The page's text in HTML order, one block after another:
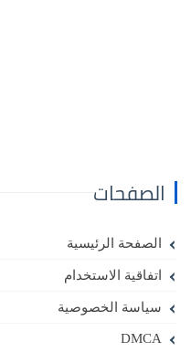
الصفحات
الصفحة الرئيسية
اتفاقية الاستخدام
سياسة الخصوصية
DMCA